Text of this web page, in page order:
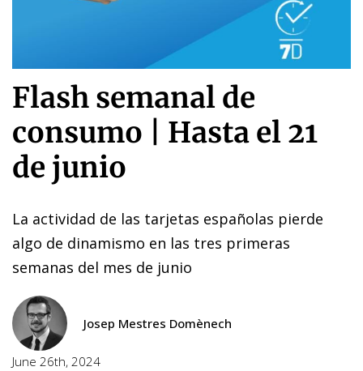
Flash semanal de
consumo | Hasta el 21
de junio
La actividad de las tarjetas españolas pierde
algo de dinamismo en las tres primeras
semanas del mes de junio
Josep Mestres Domènech
June 26th, 2024